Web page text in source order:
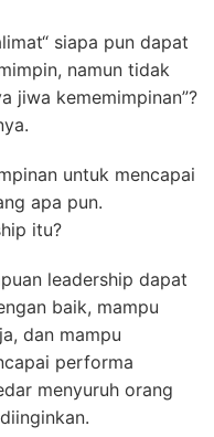
siapa pun dapat
namun tidak
jiwa kememimpinan”?
untuk mencapai
apa pun.
itu?
leadership dapat
baik, mampu
dan mampu
performa
menyuruh orang